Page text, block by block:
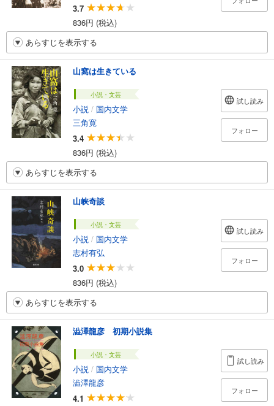
3.7
836円 (税込)
あらすじを表示する
山窩は生きている
小説・文芸
小説 / 国内文学
三角寛
3.4
836円 (税込)
試し読み
フォロー
あらすじを表示する
山峡奇談
小説・文芸
小説 / 国内文学
志村有弘
3.0
836円 (税込)
試し読み
フォロー
あらすじを表示する
澁澤龍彦 初期小説集
小説・文芸
小説 / 国内文学
澁澤龍彦
4.1
試し読み
フォロー